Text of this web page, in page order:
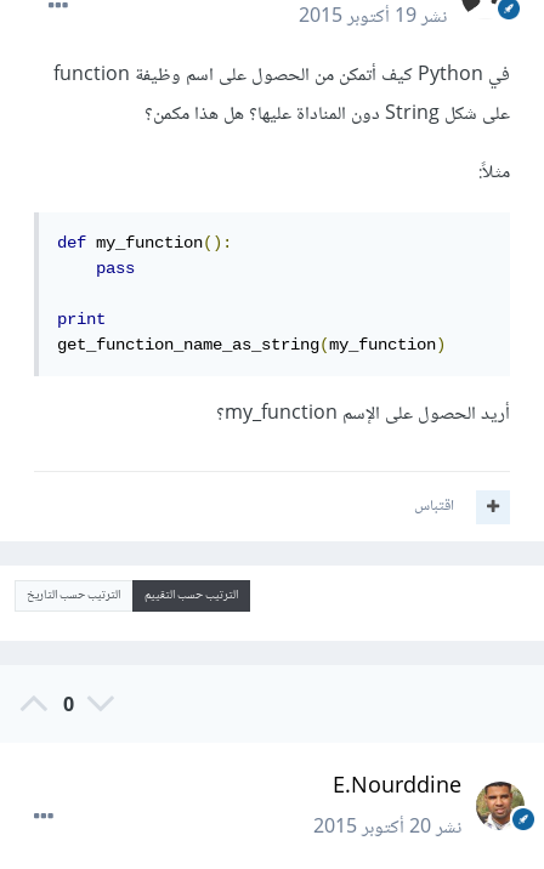
نشر19 أكتوبر 2015
في Python كيف أتمكن من الحصول على اسم وظيفة function
على شكل String دون المناداة عليها؟ هل هذا مكمن؟
مثلاً:
def my_function():
pass
print
get_function_name_as_string(my_function)
أريد الحصول على الإسم my_function؟
اقتباس
الترتيب حسب التقييم الترتيب حسب التاريخ
0
E.Nourddine
نشر20 أكتوبر 2015